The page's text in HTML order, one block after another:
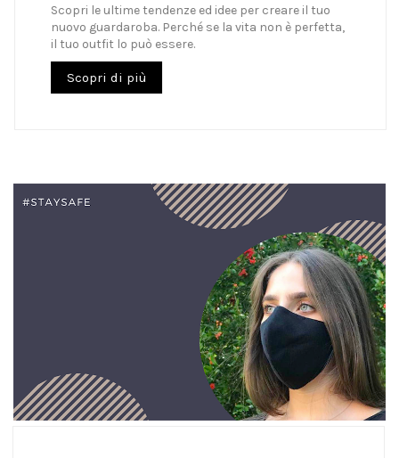
Scopri le ultime tendenze ed idee per creare il tuo
nuovo guardaroba. Perché se la vita non è perfetta,
il tuo outfit lo può essere.
Scopri di più